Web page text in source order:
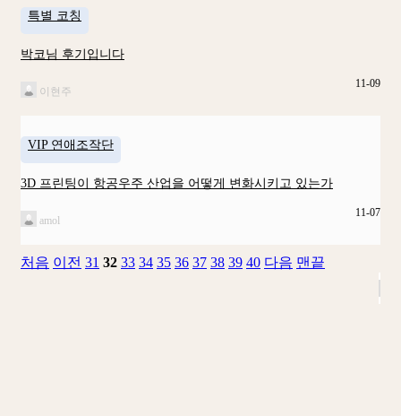
특별 코칭
박코님 후기입니다
이현주
11-09
VIP 연애조작단
3D 프린팅이 항공우주 산업을 어떻게 변화시키고 있는가
amol
11-07
처음 이전 31 32 33 34 35 36 37 38 39 40 다음 맨끝